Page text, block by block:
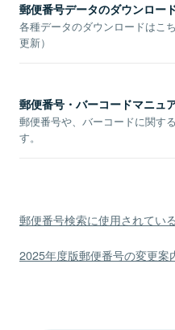
郵便番号データのダウンロー
各種データのダウンロードはこ
更新）
郵便番号・バーコードマニュ
郵便番号や、バーコードに関す
す。
郵便番号検索に使用されてい
2025年度版郵便番号の変更案